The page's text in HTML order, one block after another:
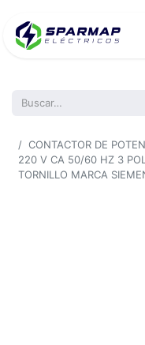
CONTACTOR DE
220 V CA 50/60 HZ 3
TORNILLO MARCA